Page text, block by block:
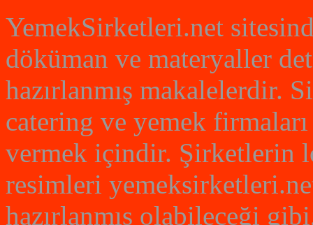
YemekSirketleri.net
döküman ve materyaller
hazırlanmış makalelerdir.
catering ve yemek
vermek içindir. Şirketlerin
resimleri
hazırlanmış olabileceği